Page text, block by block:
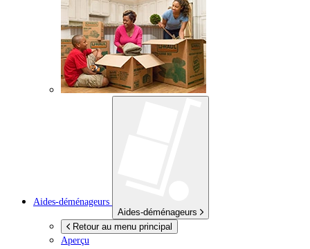
Aides-déménageurs
Aides-déménageurs
Retour au menu principal
Aperçu